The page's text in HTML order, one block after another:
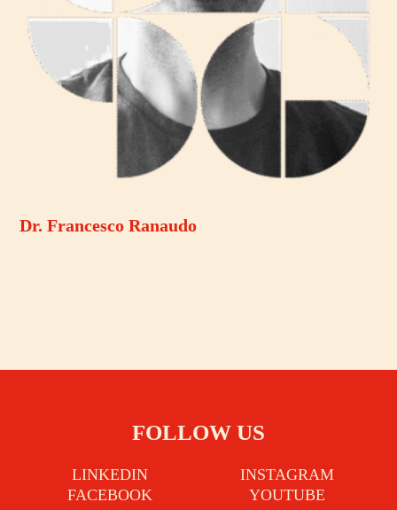
Dr. Francesco Ranaudo
FOLLOW US
LINKEDIN
INSTAGRAM
FACEBOOK
YOUTUBE